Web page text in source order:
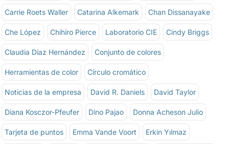
Carrie Roets Waller Catarina Alkemark Chan Dissanayake
Che López Chihiro Pierce Laboratorio CIE Cindy Briggs
Claudia Díaz Hernández Conjunto de colores
Herramientas de color Círculo cromático
Noticias de la empresa David R. Daniels David Taylor
Diana Kosczor-Pfeufer Dino Pajao Donna Acheson Julio
Tarjeta de puntos Emma Vande Voort Erkin Yılmaz